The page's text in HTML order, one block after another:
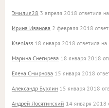
Эмилия28 3 апреля 2018 ответила
Ирина Иванова 2 февраля 2018
Kseniass 18 января 2018 ответила на
Марина Снегирева 18 января 2018
Елена Смирнова 15 января 2018
Александр Бухлин 15 января 2018
Андрей Лосятинский 14 января 2018